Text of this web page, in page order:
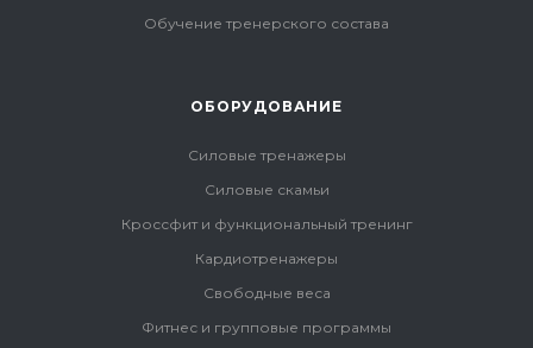
Обучение тренерского состава
ОБОРУДОВАНИЕ
Силовые тренажеры
Силовые скамьи
Кроссфит и функциональный тренинг
Кардиотренажеры
Свободные веса
Фитнес и групповые программы